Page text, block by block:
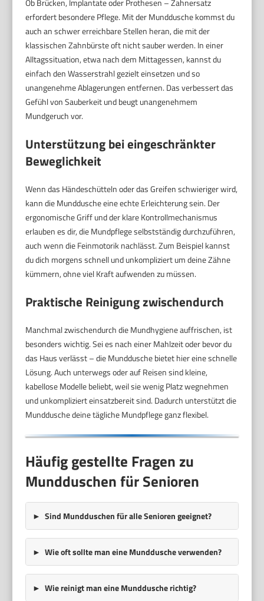
Ob Brücken, Implantate oder Prothesen – Zahnersatz
erfordert besondere Pflege. Mit der Munddusche kommst du
auch an schwer erreichbare Stellen heran, die mit der
klassischen Zahnbürste oft nicht sauber werden. In einer
Alltagssituation, etwa nach dem Mittagessen, kannst du
einfach den Wasserstrahl gezielt einsetzen und so
unangenehme Ablagerungen entfernen. Das verbessert das
Gefühl von Sauberkeit und beugt unangenehmem
Mundgeruch vor.
Unterstützung bei eingeschränkter
Beweglichkeit
Wenn das Händeschütteln oder das Greifen schwieriger wird,
kann die Munddusche eine echte Erleichterung sein. Der
ergonomische Griff und der klare Kontrollmechanismus
erlauben es dir, die Mundpflege selbstständig durchzuführen,
auch wenn die Feinmotorik nachlässt. Zum Beispiel kannst
du dich morgens schnell und unkompliziert um deine Zähne
kümmern, ohne viel Kraft aufwenden zu müssen.
Praktische Reinigung zwischendurch
Manchmal zwischendurch die Mundhygiene auffrischen, ist
besonders wichtig. Sei es nach einer Mahlzeit oder bevor du
das Haus verlässt – die Munddusche bietet hier eine schnelle
Lösung. Auch unterwegs oder auf Reisen sind kleine,
kabellose Modelle beliebt, weil sie wenig Platz wegnehmen
und unkompliziert einsatzbereit sind. Dadurch unterstützt die
Munddusche deine tägliche Mundpflege ganz flexibel.
Häufig gestellte Fragen zu
Mundduschen für Senioren
Sind Mundduschen für alle Senioren geeignet?
Wie oft sollte man eine Munddusche verwenden?
Wie reinigt man eine Munddusche richtig?